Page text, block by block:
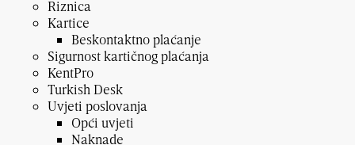
Riznica
Kartice
Beskontaktno plaćanje
Sigurnost kartičnog plaćanja
KentPro
Turkish Desk
Uvjeti poslovanja
Opći uvjeti
Naknade